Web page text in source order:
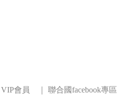
VIP會員 ｜ 聯合國facebook專區